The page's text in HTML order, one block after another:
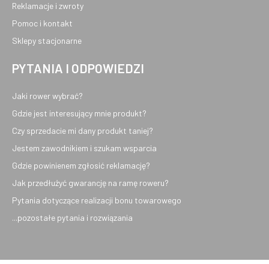
Reklamacje i zwroty
Pomoc i kontakt
Sklepy stacjonarne
PYTANIA I ODPOWIEDZI
Jaki rower wybrać?
Gdzie jest interesujący mnie produkt?
Czy sprzedacie mi dany produkt taniej?
Jestem zawodnikiem i szukam wsparcia
Gdzie powinienem zgłosić reklamację?
Jak przedłużyć gwarancję na ramę roweru?
Pytania dotyczące realizacji bonu towarowego
...pozostałe pytania i rozwiązania